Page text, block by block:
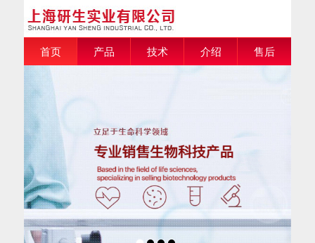
首页 产品 技术 介绍 售后